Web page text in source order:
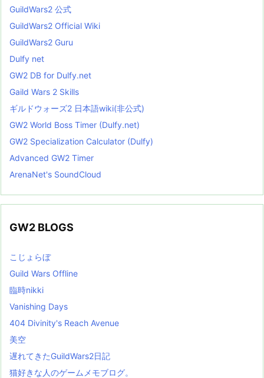
GuildWars2 公式
GuildWars2 Official Wiki
GuildWars2 Guru
Dulfy net
GW2 DB for Dulfy.net
Gaild Wars 2 Skills
ギルドウォーズ2 日本語wiki(非公式)
GW2 World Boss Timer (Dulfy.net)
GW2 Specialization Calculator (Dulfy)
Advanced GW2 Timer
ArenaNet's SoundCloud
GW2 BLOGS
こじょらぼ
Guild Wars Offline
臨時nikki
Vanishing Days
404 Divinity's Reach Avenue
美空
遅れてきたGuildWars2日記
猫好きな人のゲームメモブログ。